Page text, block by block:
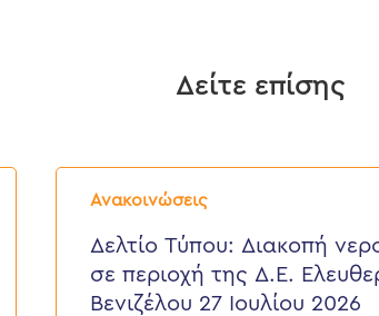
Δείτε επίσης
Ανακοινώσεις
Δελτίο
Τύπου:
νερού
περιοχή
Δελτίο Τύπου: Διακοπή
σε περιοχή της Δ.Ε.
Βενιζέλου 27 Ιουλίου 2026